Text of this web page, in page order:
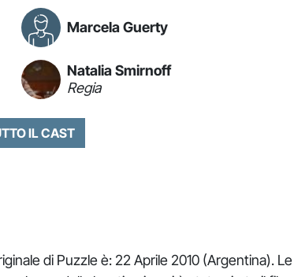
Marcela Guerty
Natalia Smirnoff
Regia
IL CAST
di Puzzle è: 22 Aprile 2010 (Argentina). Le